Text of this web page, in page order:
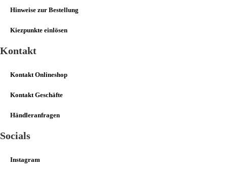
Hinweise zur Bestellung
Kiezpunkte einlösen
Kontakt​
Kontakt Onlineshop
Kontakt Geschäfte
Händleranfragen
Socials
Instagram